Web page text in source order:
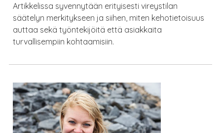
Artikkelissa syvennytään erityisesti vireystilan
säätelyn merkitykseen ja siihen, miten kehotietoisuus
auttaa sekä työntekijöitä että asiakkaita
turvallisempiin kohtaamisiin.